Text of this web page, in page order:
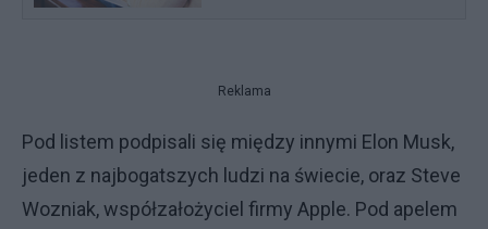
Reklama
Pod listem podpisali się między innymi Elon Musk,
jeden z najbogatszych ludzi na świecie, oraz Steve
Wozniak, współzałożyciel firmy Apple. Pod apelem